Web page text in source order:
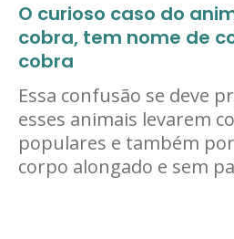
O curioso caso do
cobra, tem nome de
cobra
Essa confusão se deve
esses animais levarem
populares e também
corpo alongado e sem